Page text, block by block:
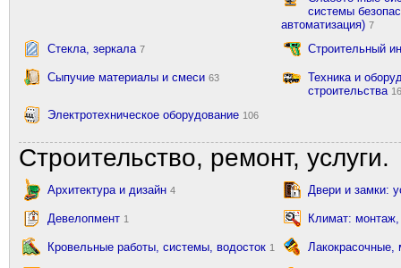
системы
автоматизация) 7
Стекла, зеркала 7 Строительный
Сыпучие материалы и смеси 63
Техника и
строительства
Электротехническое оборудование 106
Строительство, ремонт, услуги.
Архитектура и дизайн 4 Двери и замки:
Девелопмент 1 Климат:
Кровельные работы, системы, водосток 1